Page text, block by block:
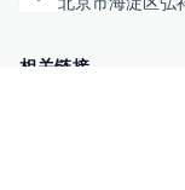
相关链接